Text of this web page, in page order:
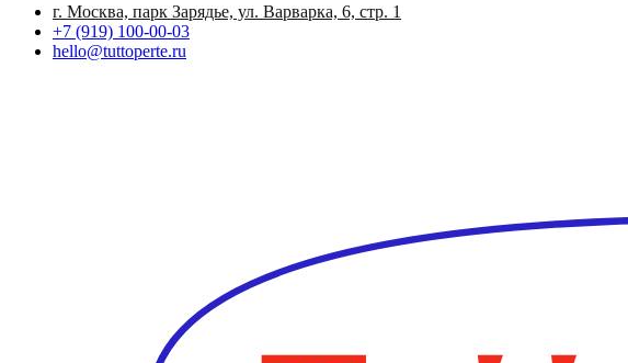
г. Москва, парк Зарядье, ул. Варварка, 6, стр. 1
+7 (919) 100-00-03
hello@tuttoperte.ru